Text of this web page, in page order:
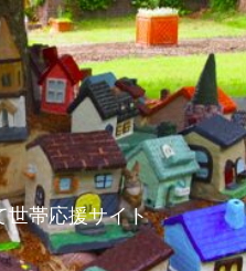
世帯応援サイト